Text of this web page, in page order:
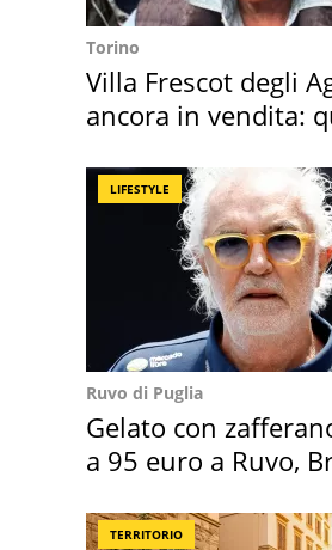
Torino
Villa Frescot degli
ancora in vendita:
LIFESTYLE
Ruvo di Puglia
Gelato con
a 95 euro a Ruvo,
TERRITORIO